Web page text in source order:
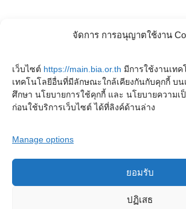
จัดการ การอนุญาตใช้งาน
เว็บไซต์ https://main.bia.or.th มีการใช้งานเท
เทคโนโลยีอื่นที่มีลักษณะใกล้เคียงกันกับคุกกี้ บน
ศึกษา นโยบายการใช้คุกกี้ และ นโยบายความ
ก่อนใช้บริการเว็บไซต์ ได้ที่ลิงค์ด้านล่าง
Manage options
ยอมรับ
ปฏิเสธ
ลิขสิทธิ์ © 2025 หอจดหมายเหตุพุทธทาส อินทปัญโญ. ส
ติดต่อสอบ